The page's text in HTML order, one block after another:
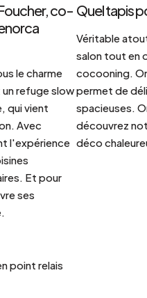
co-
le charme
refuge slow
qui vient
Avec
l'expérience
Et pour
ses
Quel tapis
Véritable
salon tout en
cocooning.
permet de
spacieuses.
découvrez
déco
point relais